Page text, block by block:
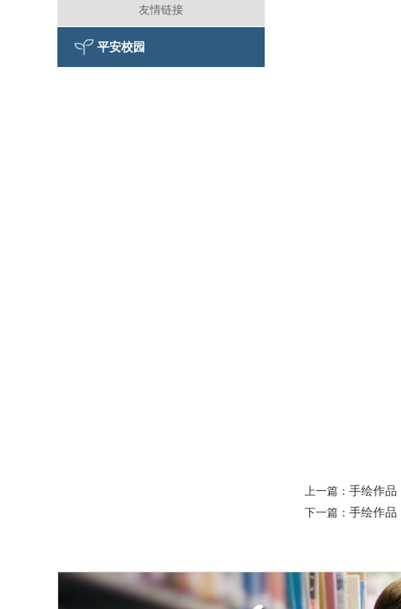
友情链接
平安校园
上一篇： 手绘作品
下一篇： 手绘作品